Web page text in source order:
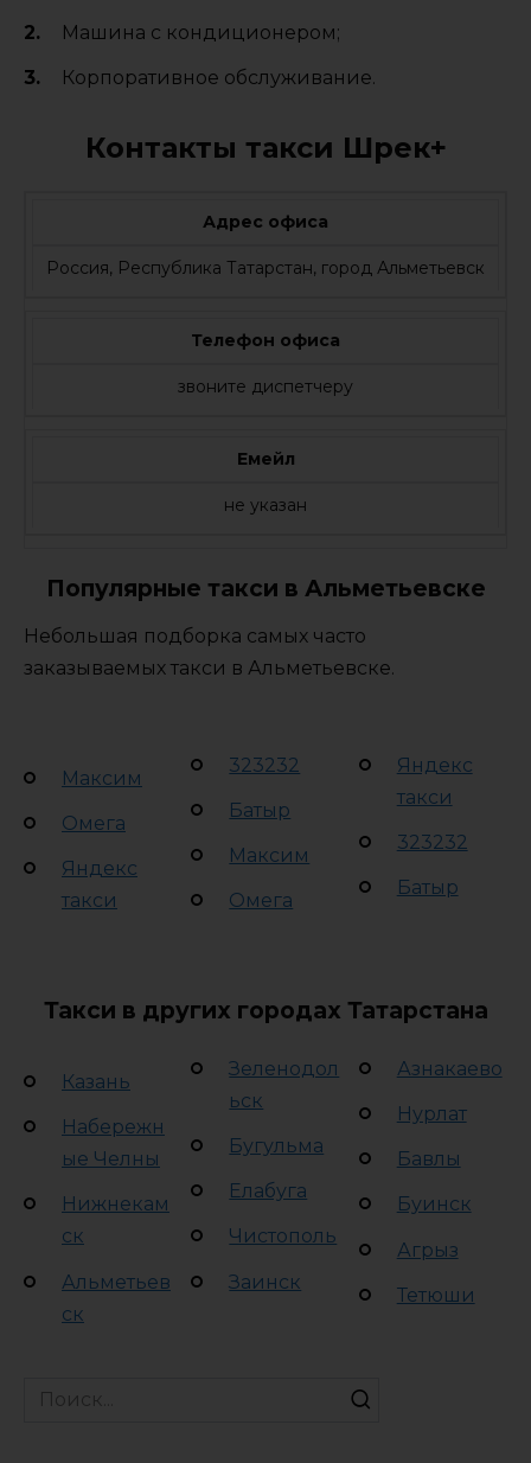
Машина с кондиционером;
Корпоративное обслуживание.
Контакты такси Шрек+
Адрес офиса
Россия, Республика Татарстан, город Альметьевск
Телефон офиса
звоните диспетчеру
Емейл
не указан
Популярные такси в Альметьевске
Небольшая подборка самых часто
заказываемых такси в Альметьевске.
Максим
Омега
Яндекс
такси
323232
Батыр
Максим
Омега
Яндекс
такси
323232
Батыр
Такси в других городах Татарстана
Казань
Набережн
ые Челны
Нижнекам
ск
Альметьев
ск
Зеленодол
ьск
Бугульма
Елабуга
Чистополь
Заинск
Азнакаево
Нурлат
Бавлы
Буинск
Агрыз
Тетюши
Search